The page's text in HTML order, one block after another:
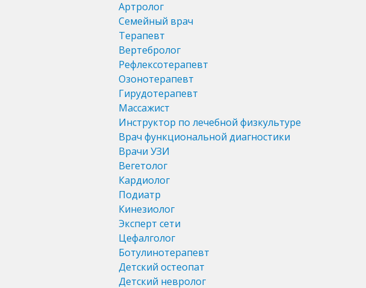
Артролог
Семейный врач
Терапевт
Вертебролог
Рефлексотерапевт
Озонотерапевт
Гирудотерапевт
Массажист
Инструктор по лечебной физкультуре
Врач функциональной диагностики
Врачи УЗИ
Вегетолог
Кардиолог
Подиатр
Кинезиолог
Эксперт сети
Цефалголог
Ботулинотерапевт
Детский остеопат
Детский невролог